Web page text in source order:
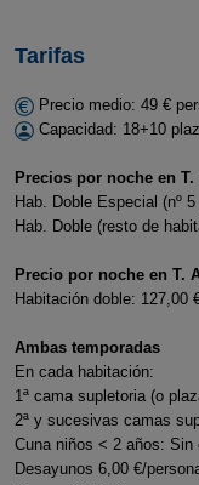
Tarifas
Precio medio: 49 €
Capacidad: 18+10
Precios por noche en
Hab. Doble Especial (nº
Hab. Doble (resto de
Precio por noche en T.
Habitación doble: 127,00
Ambas temporadas
En cada habitación:
1ª cama supletoria (o
2ª y sucesivas camas
Cuna niños < 2 años: Sin
Desayunos 6,00 €/